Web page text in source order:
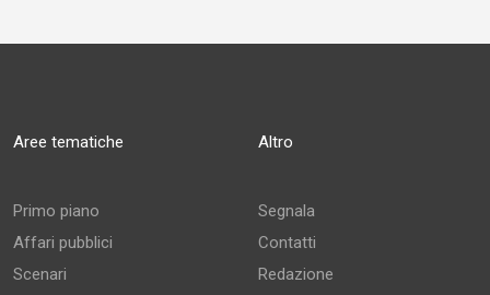
Aree tematiche
Primo piano
Affari pubblici
Scenari
Altro
Segnala
Contatti
Redazione